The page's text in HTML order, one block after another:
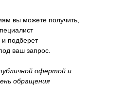
вы можете получить,
и подберет
ваш запрос.
офертой и
обращения